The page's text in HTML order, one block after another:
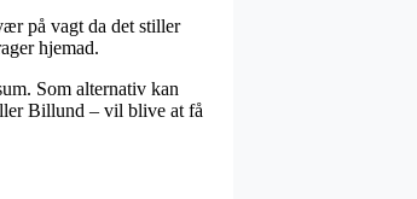
på vagt da det stiller
hjemad.
Som alternativ kan
Billund – vil blive at få